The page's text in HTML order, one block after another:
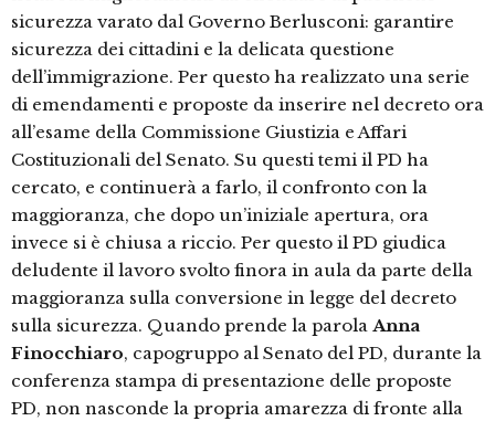
sicurezza varato dal Governo Berlusconi: garantire
sicurezza dei cittadini e la delicata questione
dell’immigrazione. Per questo ha realizzato una serie
di emendamenti e proposte da inserire nel decreto ora
all’esame della Commissione Giustizia e Affari
Costituzionali del Senato. Su questi temi il PD ha
cercato, e continuerà a farlo, il confronto con la
maggioranza, che dopo un’iniziale apertura, ora
invece si è chiusa a riccio. Per questo il PD giudica
deludente il lavoro svolto finora in aula da parte della
maggioranza sulla conversione in legge del decreto
sulla sicurezza. Quando prende la parola Anna
Finocchiaro, capogruppo al Senato del PD, durante la
conferenza stampa di presentazione delle proposte
PD, non nasconde la propria amarezza di fronte alla